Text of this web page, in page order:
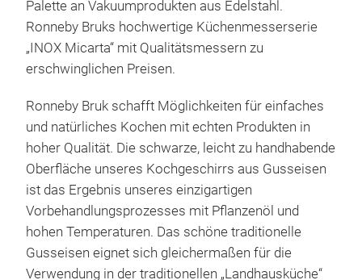
Palette an Vakuumprodukten aus Edelstahl.
Ronneby Bruks hochwertige Küchenmesserserie
„INOX Micarta“ mit Qualitätsmessern zu
erschwinglichen Preisen.
Ronneby Bruk schafft Möglichkeiten für einfaches
und natürliches Kochen mit echten Produkten in
hoher Qualität. Die schwarze, leicht zu handhabende
Oberfläche unseres Kochgeschirrs aus Gusseisen
ist das Ergebnis unseres einzigartigen
Vorbehandlungsprozesses mit Pflanzenöl und
hohen Temperaturen. Das schöne traditionelle
Gusseisen eignet sich gleichermaßen für die
Verwendung in der traditionellen „Landhausküche“